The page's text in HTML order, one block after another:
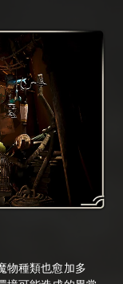
物種類也愈加多